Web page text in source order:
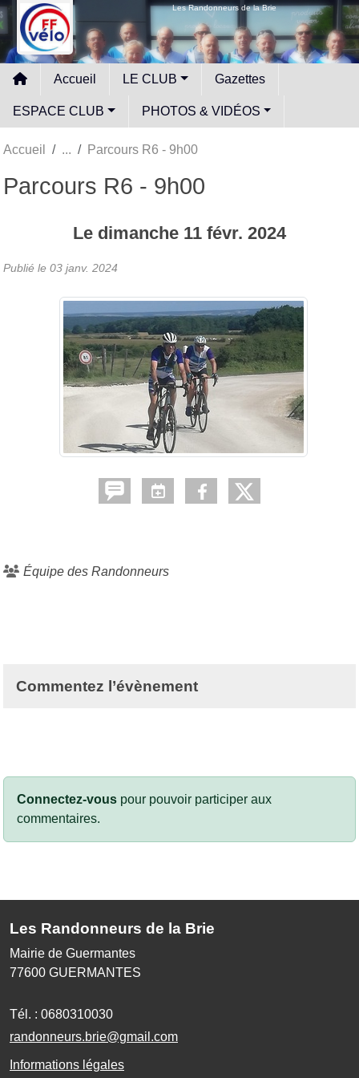
Les Randonneurs de la Brie
Accueil LE CLUB Gazettes
ESPACE CLUB PHOTOS & VIDÉOS
Accueil Parcours R6 - 9h00
Parcours R6 - 9h00
Le dimanche 11 févr. 2024
Publié le 03 janv. 2024
Équipe des Randonneurs
Commentez l’évènement
Connectez-vous pour pouvoir participer aux
commentaires.
Les Randonneurs de la Brie
Mairie de Guermantes
77600 GUERMANTES
Tél. : 0680310030
randonneurs.brie@gmail.com
Informations légales
Panneau de gestion des cookies